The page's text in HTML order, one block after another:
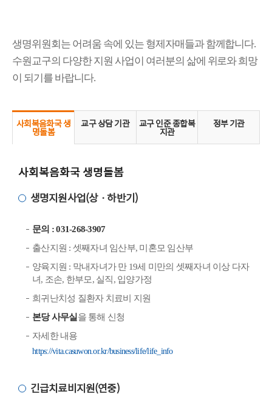
생명위원회는 어려움 속에 있는 형제자매들과 함께합니다.
수원교구의 다양한 지원 사업이 여러분의 삶에 위로와 희망
이 되기를 바랍니다.
사회복음화국 생
명돌봄
교구 상담 기관 교구 인준 종합복
지관
정부 기관
사회복음화국 생명돌봄
생명지원사업(상ㆍ하반기)
문의 : 031-268-3907
출산지원 : 셋째자녀 임산부, 미혼모 임산부
양육지원 : 막내자녀가 만 19세 미만의 셋째자녀 이상 다자
녀, 조손, 한부모, 실직, 입양가정
희귀난치성 질환자 치료비 지원
본당 사무실을 통해 신청
자세한 내용
https://vita.casuwon.or.kr/business/life/life_info
긴급치료비지원(연중)